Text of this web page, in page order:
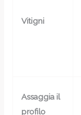
Vitigni
Assaggia il
profilo